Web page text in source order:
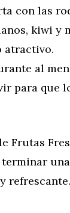
con las
kiwi y
atractivo.
al
para que
Frutas
refrescante.